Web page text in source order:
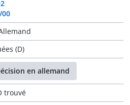
00
(D)
en allemand
trouvé